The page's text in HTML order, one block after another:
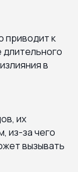
приводит к
в
их
из-за чего
вызывать